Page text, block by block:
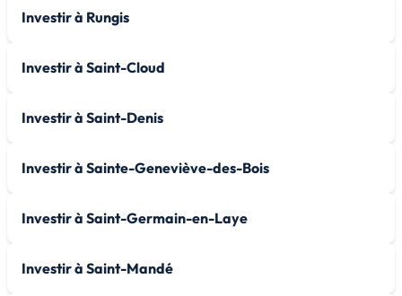
Investir à Rungis
Investir à Saint-Cloud
Investir à Saint-Denis
Investir à Sainte-Geneviève-des-Bois
Investir à Saint-Germain-en-Laye
Investir à Saint-Mandé